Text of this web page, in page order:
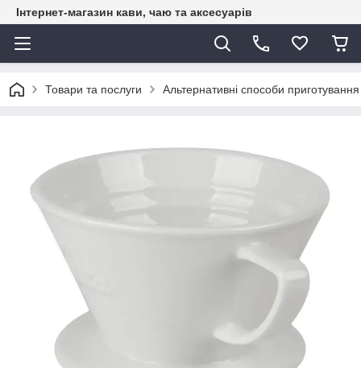
Інтернет-магазин кави, чаю та аксесуарів
Товари та послуги Альтернативні способи